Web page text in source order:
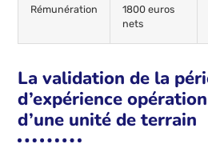
Rémunération
1800 euros
nets
La validation de la
d’expérience
d’une unité de terrain